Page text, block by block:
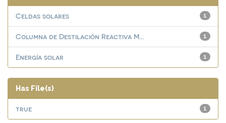
1
Celdas solares
1
Columna de Destilación Reactiva M...
1
Energía solar
Has File(s)
1
true